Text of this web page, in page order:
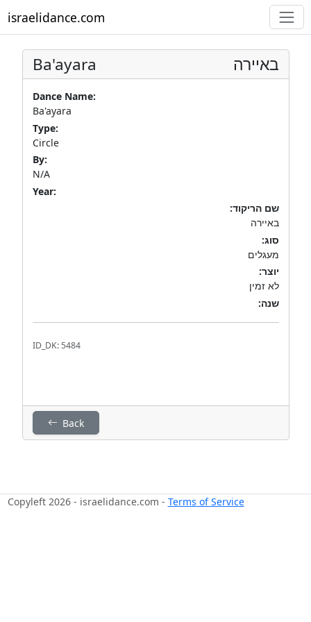
israelidance.com
Ba'ayara באיירה
Dance Name:
Ba'ayara
Type:
Circle
By:
N/A
Year:
שם הריקוד:
באיירה
סוג:
מעגלים
יוצר:
לא זמין
שנה:
ID_DK: 5484
Back
Copyleft 2026 - israelidance.com - Terms of Service